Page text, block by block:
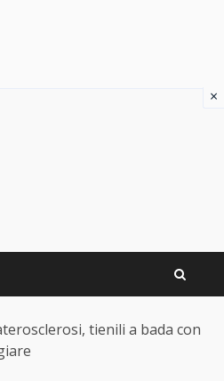
tienili a bada con
×